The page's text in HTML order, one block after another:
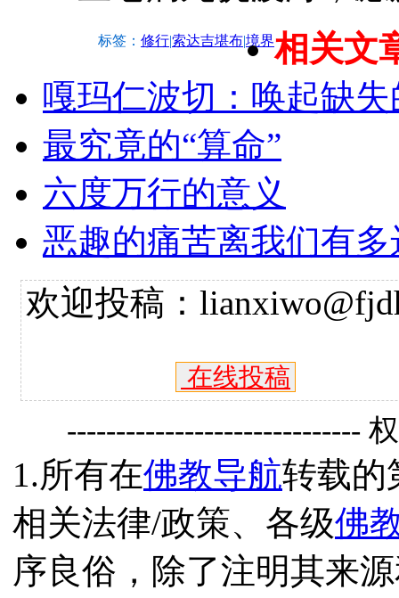
标签： 修行|索达吉堪布|境界相关文
嘎玛仁波切：唤起缺
最究竟的“算命”
六度万行的意义
恶趣的痛苦离我们有
欢迎投稿：
在线投稿
------------------------------
1.所有在佛教导航转载的
相关法律/政策、各级佛
序良俗，除了注明其来